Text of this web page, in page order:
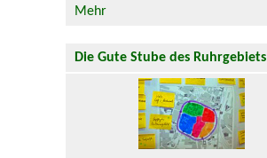
Mehr
Die Gute Stube des Ruhrgebiets